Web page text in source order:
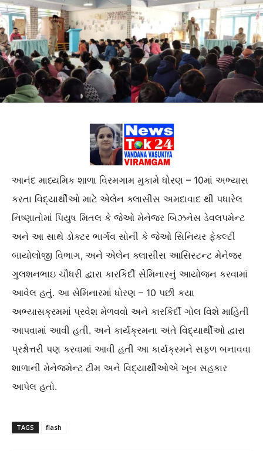
આનંદ માધ્યમિક શાળા વિરમગામ મુકામે ધોરણ – 10માં અભ્યાસ
કરતા વિદ્યાર્થીઓ માટે એલેન ક્લાસીસ અમદાવાદ થી પધારેલ
નિષ્ણાતોમાં પિયુષ મિતલ કે જેઓ મેનેજર બિઝનેસ ડેવલપમેન્ટ
અને આ સાથે ડોક્ટર ભાર્ગવ સોની કે જેઓ સિનિયર ફેકલ્ટી
બાયોલોજી વિભાગ, અને એલેન ક્લાસીસ આસિસ્ટન્ટ મેનેજર
ગુલશનભાઇ ચૌધરી દ્વારા કારકિર્દી સેમિનારનું આયોજન કરવામાં
આવેલ હતું. આ સેમિનારમાં ધોરણ – 10 પછી કયા
અભ્યાસક્રમમાં પ્રવેશ મેળવવો અને કારકિર્દી ગોલ વિશે માહિતી
આપવામાં આવી હતી. અને કાર્યક્રમના અંતે વિદ્યાર્થીઓ દ્વારા
પ્રશ્નોત્તરી પણ કરવામાં આવી હતી આ કાર્યક્રમને સફળ બનાવવા
શાળાની મેનેજમેન્ટ ટીમ અને વિદ્યાર્થીઓએ ખૂબ સહકાર
આપેલ હતો.
TAGS flash